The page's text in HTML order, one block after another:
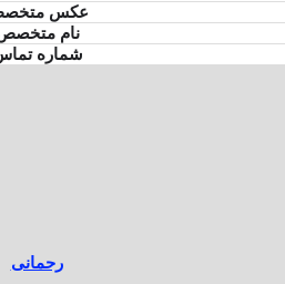
عکس
نام
شماره
رحمانی